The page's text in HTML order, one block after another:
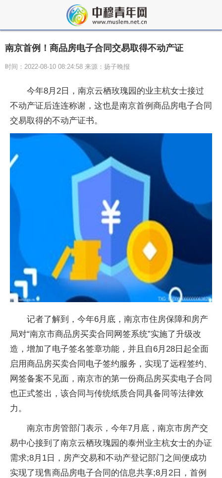
南京首例！商品房电子合同交易取得不动产证
时间：2022-08-10 08:24:58 来源：扬子晚报
今年8月2日，南京云栖玫瑰园的业主杭女士接过
不动产证后连连称谢，这也是南京首例商品房电子合同
交易取得的不动产证书。
记者了解到，今年6月底，南京市住房保障和房产
局对“南京市商品房买卖合同网签系统”实施了升级改
造，增加了电子签名签章功能，并且自6月28日起全面
启用商品房买卖合同电子签约服务，实现了远程签约、
网签备案不见面，南京市的第一份商品房买卖电子合同
也正式签出，该合同与传统纸质合同具备同等法律效
力。
南京市房管部门表示，今年7月底，南京市房产交
易中心接到了南京云栖玫瑰园的泰州业主杭女士的办证
需求;8月1日，房产交易和不动产登记部门之间便成功
实现了现售商品房电子合同的信息共享;8月2日，首例